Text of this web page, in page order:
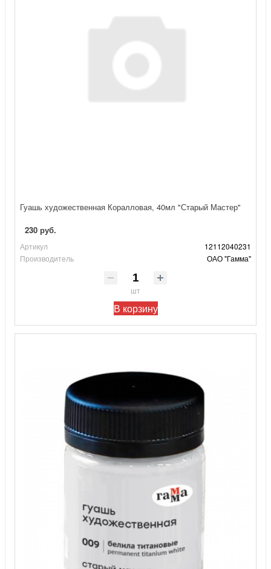
Гуашь художественная Коралловая, 40мл "Старый Мастер"
230 руб.
Артикул
12112040231
Производитель
ОАО "Гамма"
шт
В корзину